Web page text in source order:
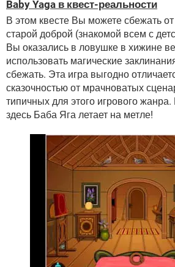
Baby Yaga в квест-реальности
В этом квесте Вы можете сбежать
старой доброй (знакомой всем с
Вы оказались в ловушке в хижине
использовать магические
сбежать. Эта игра выгодно
сказочностью от мрачноватых
типичных для этого игрового жанра.
здесь Баба Яга летает на метле!